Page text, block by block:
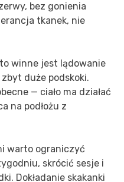
bez gonienia
tkanek, nie
winne jest lądowanie
duże podskoki.
— ciało ma działać
na podłożu z
warto ograniczyć
skrócić sesje i
Dokładanie skakanki